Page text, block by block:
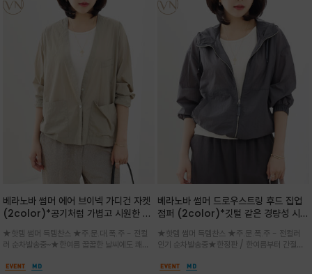
베라노바 썸머 에어 브이넥 가디건 자켓
(2color)*공기처럼 가볍고 시원한 나
브이넥 디자인이라 부담없이 쓱쓱~걸치
는 꾸안꾸!!가볍고 바스락한 나일론 블렌
드 소재감이 세련된 무드를 더해주는 가
★핫템 썸머 득템찬스 ★주.문.대.폭.주 - 전컬
러 순차발송중~★한여름 꿉꿉한 날씨에도 쾌적
일 자켓은 가벼운 무게감과 방수성 덕분에 여름
베라노바 썸머 드로우스트링 후드 집업
점퍼 (2color)*깃털 같은 경량성 시원
(Volume Fit)가볍지만 입체적인 실
루엣을 유지하는 구조적 디자인
★핫템 썸머 득템찬스 ★주.문.폭.주 - 전컬러
인기 순차발송중★한정판 / 한여름부터 간절기
단 스토퍼 디테일로 핏 조절이 가능해 실용적/바